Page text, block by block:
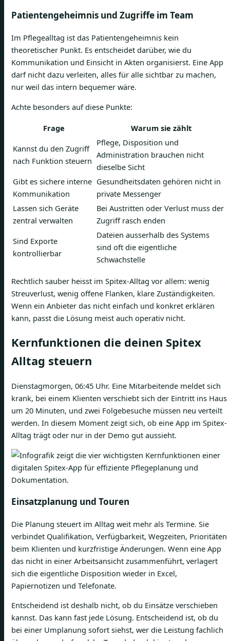
Patientengeheimnis und Zugriffe im Team
Im Pflegealltag ist das Patientengeheimnis kein
theoretischer Punkt. Es entscheidet darüber, wie du
Kommunikation und Einsicht in Akten organisierst. Eine App
darf nicht dazu verleiten, alles für alle sichtbar zu machen,
nur weil das intern bequemer wäre.
Achte besonders auf diese Punkte:
Frage
Warum sie zählt
Kannst du den Zugriff
nach Funktion steuern
Pflege, Disposition und
Administration brauchen nicht
dieselbe Sicht
Gibt es sichere interne
Kommunikation
Gesundheitsdaten gehören nicht in
private Messenger
Lassen sich Geräte
zentral verwalten
Bei Austritten oder Verlust muss der
Zugriff rasch enden
Sind Exporte
kontrollierbar
Dateien ausserhalb des Systems
sind oft die eigentliche
Schwachstelle
Rechtlich sauber heisst im Spitex-Alltag vor allem: wenig
Streuverlust, wenig offene Flanken, klare Zuständigkeiten.
Wenn ein Anbieter das nicht einfach und konkret erklären
kann, passt die Lösung meist auch operativ nicht.
Kernfunktionen die deinen Spitex
Alltag steuern
Dienstagmorgen, 06:45 Uhr. Eine Mitarbeitende meldet sich
krank, bei einem Klienten verschiebt sich der Eintritt ins Haus
um 20 Minuten, und zwei Folgebesuche müssen neu verteilt
werden. In diesem Moment zeigt sich, ob eine App im Spitex-
Alltag trägt oder nur in der Demo gut aussieht.
Einsatzplanung und Touren
Die Planung steuert im Alltag weit mehr als Termine. Sie
verbindet Qualifikation, Verfügbarkeit, Wegzeiten, Prioritäten
beim Klienten und kurzfristige Änderungen. Wenn eine App
das nicht in einer Arbeitsansicht zusammenführt, verlagert
sich die eigentliche Disposition wieder in Excel,
Papiernotizen und Telefonate.
Entscheidend ist deshalb nicht, ob du Einsätze verschieben
kannst. Das kann fast jede Lösung. Entscheidend ist, ob du
bei einer Umplanung sofort siehst, wer die Leistung fachlich